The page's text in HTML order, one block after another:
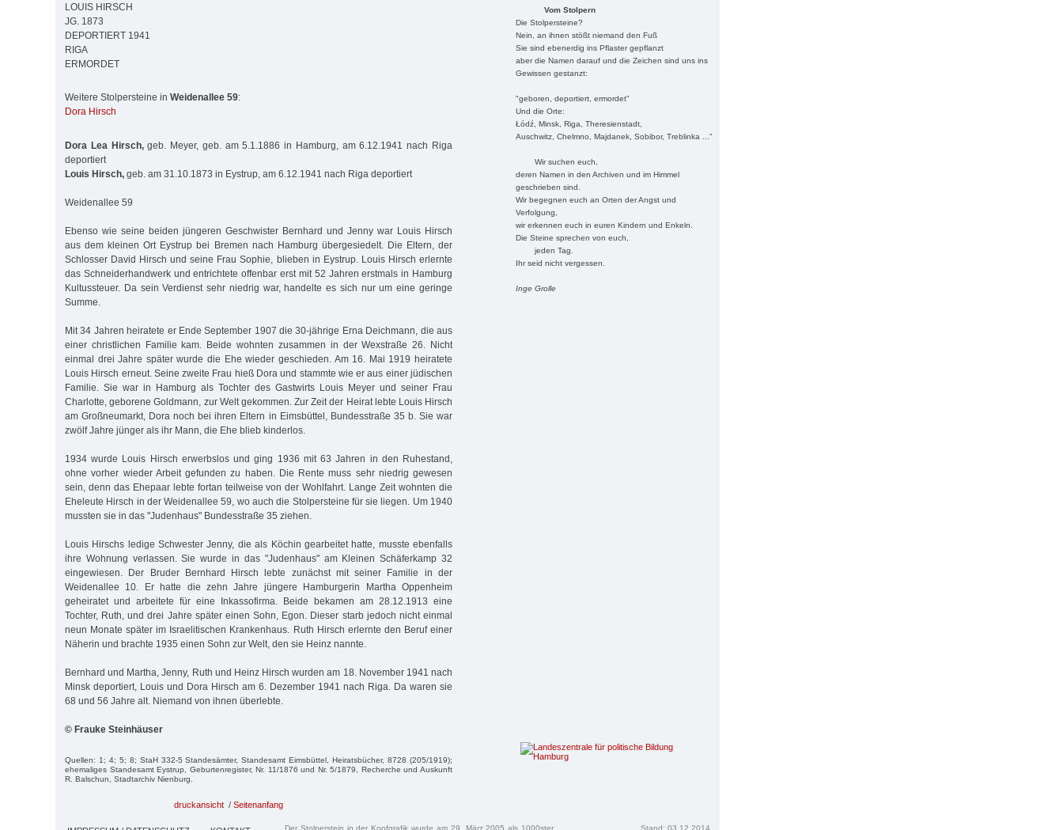
Vom Stolpern
Die Stolpersteine?
Nein, an ihnen stößt niemand den Fuß
Sie sind ebenerdig ins Pflaster gepflanzt
aber die Namen darauf und die Zeichen sind uns ins
Gewissen gestanzt:
"geboren, deportiert, ermordet"
Und die Orte:
Łódź, Minsk, Riga, Theresienstadt,
Auschwitz, Chelmno, Majdanek, Sobibor, Treblinka ..."
Wir suchen euch,
deren Namen in den Archiven und im Himmel
geschrieben sind.
Wir begegnen euch an Orten der Angst und
Verfolgung,
wir erkennen euch in euren Kindern und Enkeln.
Die Steine sprechen von euch,
jeden Tag.
Ihr seid nicht vergessen.
Inge Grolle
LOUIS HIRSCH
JG. 1873
DEPORTIERT 1941
RIGA
ERMORDET
Weitere Stolpersteine in Weidenallee 59:
Dora Hirsch
Dora Lea Hirsch,geb. Meyer, geb. am 5.1.1886 in Hamburg, am 6.12.1941 nach Riga
deportiert
Louis Hirsch, geb. am 31.10.1873 in Eystrup, am 6.12.1941 nach Riga deportiert
Weidenallee 59
Ebenso wie seine beiden jüngeren Geschwister Bernhard und Jenny war Louis Hirsch
aus dem kleinen Ort Eystrup bei Bremen nach Hamburg übergesiedelt. Die Eltern, der
Schlosser David Hirsch und seine Frau Sophie, blieben in Eystrup. Louis Hirsch erlernte
das Schneiderhandwerk und entrichtete offenbar erst mit 52 Jahren erstmals in Hamburg
Kultussteuer. Da sein Verdienst sehr niedrig war, handelte es sich nur um eine geringe
Summe.
Mit 34 Jahren heiratete er Ende September 1907 die 30-jährige Erna Deichmann, die aus
einer christlichen Familie kam. Beide wohnten zusammen in der Wexstraße 26. Nicht
einmal drei Jahre später wurde die Ehe wieder geschieden. Am 16. Mai 1919 heiratete
Louis Hirsch erneut. Seine zweite Frau hieß Dora und stammte wie er aus einer jüdischen
Familie. Sie war in Hamburg als Tochter des Gastwirts Louis Meyer und seiner Frau
Charlotte, geborene Goldmann, zur Welt gekommen. Zur Zeit der Heirat lebte Louis Hirsch
am Großneumarkt, Dora noch bei ihren Eltern in Eimsbüttel, Bundesstraße 35 b. Sie war
zwölf Jahre jünger als ihr Mann, die Ehe blieb kinderlos.
1934 wurde Louis Hirsch erwerbslos und ging 1936 mit 63 Jahren in den Ruhestand,
ohne vorher wieder Arbeit gefunden zu haben. Die Rente muss sehr niedrig gewesen
sein, denn das Ehepaar lebte fortan teilweise von der Wohlfahrt. Lange Zeit wohnten die
Eheleute Hirsch in der Weidenallee 59, wo auch die Stolpersteine für sie liegen. Um 1940
mussten sie in das "Judenhaus" Bundesstraße 35 ziehen.
Louis Hirschs ledige Schwester Jenny, die als Köchin gearbeitet hatte, musste ebenfalls
ihre Wohnung verlassen. Sie wurde in das "Judenhaus" am Kleinen Schäferkamp 32
eingewiesen. Der Bruder Bernhard Hirsch lebte zunächst mit seiner Familie in der
Weidenallee 10. Er hatte die zehn Jahre jüngere Hamburgerin Martha Oppenheim
geheiratet und arbeitete für eine Inkassofirma. Beide bekamen am 28.12.1913 eine
Tochter, Ruth, und drei Jahre später einen Sohn, Egon. Dieser starb jedoch nicht einmal
neun Monate später im Israelitischen Krankenhaus. Ruth Hirsch erlernte den Beruf einer
Näherin und brachte 1935 einen Sohn zur Welt, den sie Heinz nannte.
Bernhard und Martha, Jenny, Ruth und Heinz Hirsch wurden am 18. November 1941 nach
Minsk deportiert, Louis und Dora Hirsch am 6. Dezember 1941 nach Riga. Da waren sie
68 und 56 Jahre alt. Niemand von ihnen überlebte.
© Frauke Steinhäuser
Quellen: 1; 4; 5; 8; StaH 332-5 Standesämter, Standesamt Eimsbüttel, Heiratsbücher, 8728 (205/1919);
ehemaliges Standesamt Eystrup, Geburtenregister, Nr. 11/1876 und Nr. 5/1879, Recherche und Auskunft
R. Balschun, Stadtarchiv Nienburg.
druckansicht / Seitenanfang
Der Stolperstein in der Kopfgrafik wurde am 29. März 2005 als 1000ster Stand: 03.12.2014